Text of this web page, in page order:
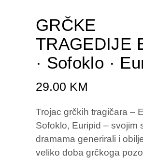
GRČKE
TRAGEDIJE
· Sofoklo ·
29.00 KM
Trojac grčkih tragičara –
Sofoklo, Euripid – svojim
dramama generirali i
veliko doba grčkoga